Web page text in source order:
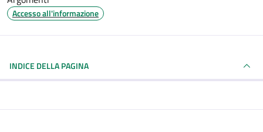
Accesso all'informazione
INDICE DELLA PAGINA